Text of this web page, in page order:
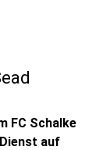
FC Schalke
auf